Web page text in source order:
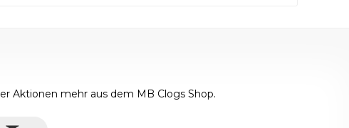
Aktionen mehr aus dem MB Clogs Shop.